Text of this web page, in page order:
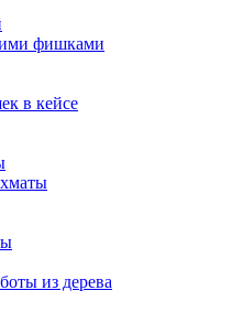
фишками
в кейсе
из дерева